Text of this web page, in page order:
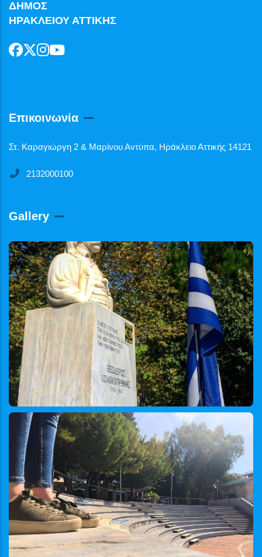
ΔΗΜΟΣ
ΗΡΑΚΛΕΙΟΥ ΑΤΤΙΚΗΣ
Επικοινωνία
Στ. Καραγιώργη 2 & Μαρίνου Αντύπα, Ηράκλειο Αττικής 14121
2132000100
Gallery